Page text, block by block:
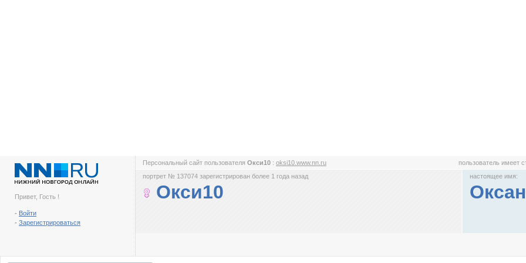
Привет, Гость !
- Войти
- Зарегистрироваться
Персональный сайт пользователя Окси10 : oksi10.www.nn.ru пользователь имеет
портрет № 137074 зарегистрирован более 1 года назад
Окси10
настоящее имя: